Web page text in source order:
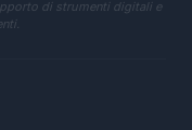
di strumenti digitali e